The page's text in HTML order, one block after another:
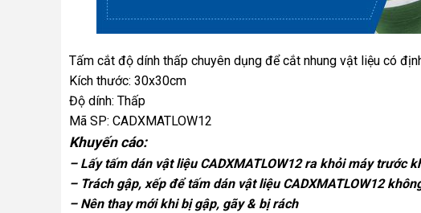
Tấm cắt độ dính thấp chuyên dụng để cắt nhung vật liệu có
Kích thước: 30x30cm
Độ dính: Thấp
Mã SP: CADXMATLOW12
Khuyến cáo:
– Lấy tấm dán vật liệu CADXMATLOW12 ra khỏi máy trước
– Trách gập, xếp để tấm dán vật liệu CADXMATLOW12
– Nên thay mới khi bị gập, gãy & bị rách